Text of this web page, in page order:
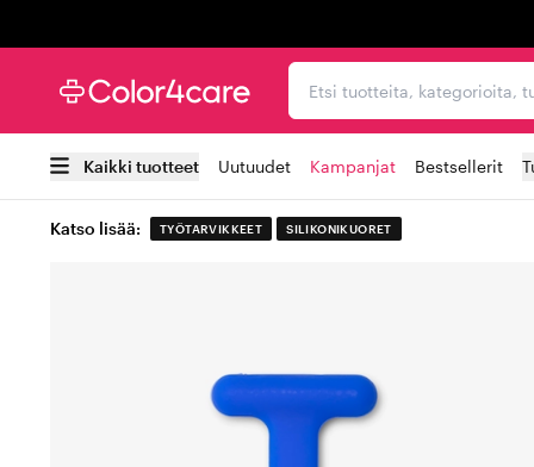
Etsi tuotteita,
Kaikki tuotteet Uutuudet Kampanjat Bestsellerit
Katso lisää: TYÖTARVIKKEET SILIKONIKUORET